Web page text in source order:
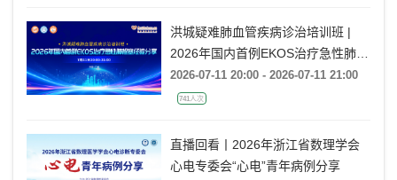
洪城疑难肺血管疾病诊治培训班 |
2026年国内首例EKOS治疗急性肺栓
塞经验分享
2026-07-11 20:00 - 2026-07-11 21:00
741人次
直播回看丨2026年浙江省数理学会
心电专委会“心电”青年病例分享